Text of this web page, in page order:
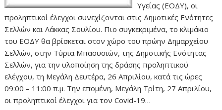
Υγείας (ΕΟΔΥ), οι
προληπτικοί έλεγχοι συνεχίζονται στις Δημοτικές Ενότητες
Σελλών και Λάκκας Σουλίου. Πιο συγκεκριμένα, το κλιμάκιο
του ΕΟΔΥ θα βρίσκεται στον χώρο του πρώην Δημαρχείου
Σελλών, στην Τύρια Μπαουσιών, της Δημοτικής Ενότητας
Σελλών, για την υλοποίηση της δράσης προληπτικού
ελέγχου, τη Μεγάλη Δευτέρα, 26 Απριλίου, κατά τις ώρες
09:00 – 11:00 π.μ. Την επομένη, Μεγάλη Τρίτη, 27 Απριλίου,
οι προληπτικοί έλεγχοι για τον Covid-19…